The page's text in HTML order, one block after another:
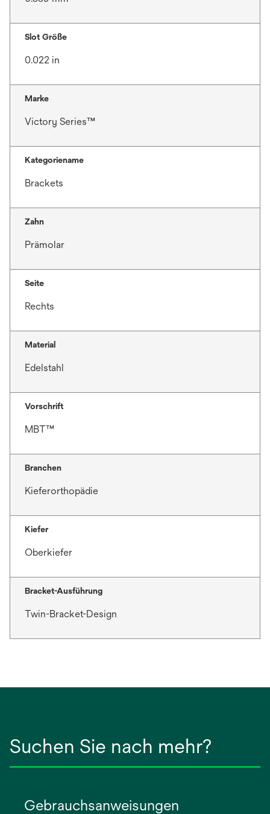
Slot Größe
0.022 in
Marke
Victory Series™
Kategoriename
Brackets
Zahn
Prämolar
Seite
Rechts
Material
Edelstahl
Vorschrift
MBT™
Branchen
Kieferorthopädie
Kiefer
Oberkiefer
Bracket-Ausführung
Twin-Bracket-Design
Suchen Sie nach mehr?
Gebrauchsanweisungen